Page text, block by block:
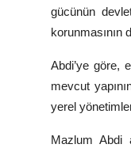
gücünün
korunmasının
Abdi’ye göre,
mevcut
yerel
Mazlum Abdi